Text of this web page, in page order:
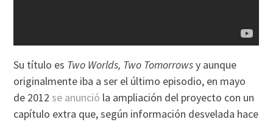
Su título es Two Worlds, Two Tomorrowsy aunque
originalmente iba a ser el último episodio, en mayo
de 2012 se anunció la ampliación del proyecto con un
capítulo extra que, según información desvelada hace